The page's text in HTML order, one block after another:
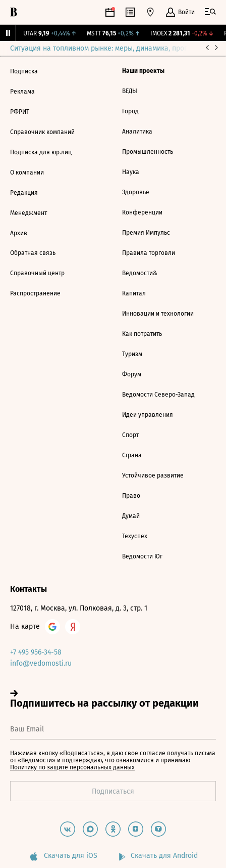
Войти
UTAR 9,19 +0,44%↑ MSTT 76,15 +0,2%↑ IMOEX 2 281,31 -0,2%↓
Ситуация на топливном рынке: меры, динамика, прогнозы
Подписка
Реклама
РФРИТ
Справочник компаний
Подписка для юр.лиц
О компании
Редакция
Менеджмент
Архив
Обратная связь
Справочный центр
Распространение
Наши проекты
ВЕДЫ
Город
Аналитика
Промышленность
Наука
Здоровье
Конференции
Премия Импульс
Правила торговли
Ведомости&
Капитал
Инновации и технологии
Как потратить
Туризм
Форум
Ведомости Северо-Запад
Идеи управления
Спорт
Страна
Устойчивое развитие
Право
Думай
Техуспех
Ведомости Юг
Контакты
127018, г. Москва, ул. Полковая, д. 3, стр. 1
На карте
+7 495 956-34-58
info@vedomosti.ru
Нажимая кнопку «Подписаться», я даю свое согласие получать письма
от «Ведомости» и подтверждаю, что ознакомился и принимаю
Политику по защите персональных данных
Скачать для iOS Скачать для Android